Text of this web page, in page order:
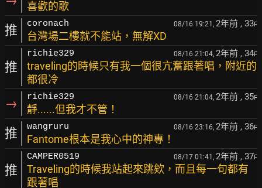
喜歡的歌
推 coronach 08/16 19:21, 2年前 , 33F
台灣場二樓就不能站，無解XD
推
richie329 08/16 21:04, 2年前 , 34F
traveling的時候只有我一個很亢奮跟著唱，附近的
都很冷
→ richie329 08/16 21:04, 2年前 , 35F
靜......但我才不管！
推 wangruru 08/16 23:16, 2年前 , 36F
Fantome根本是我心中的神專！
推
CAMPER0519 08/17 01:41, 2年前 , 37F
Traveling的時候我站起來跳欸，而且每一句都有
跟著唱